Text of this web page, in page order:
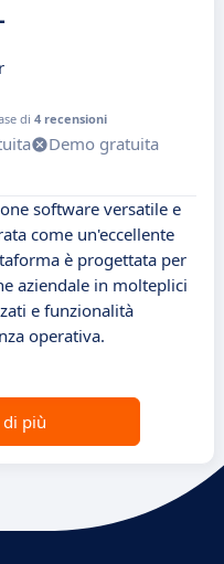
di 4 recensioni
Demo gratuita
software versatile e
come un'eccellente
è progettata per
aziendale in molteplici
e funzionalità
operativa.
di più